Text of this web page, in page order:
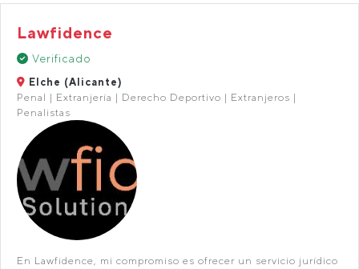
Lawfidence
Verificado
Elche (Alicante)
Penal | Extranjería | Derecho Deportivo | Extranjeros |
Penalistas
En Lawfidence, mi compromiso es ofrecer un servicio jurídico